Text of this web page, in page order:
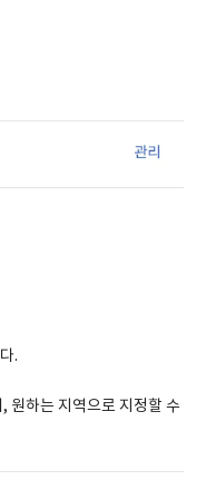
.
원하는 지역으로 지정할 수